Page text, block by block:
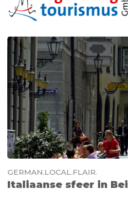
GERMAN.LOCAL.FLAIR.
Italiaanse sfeer in